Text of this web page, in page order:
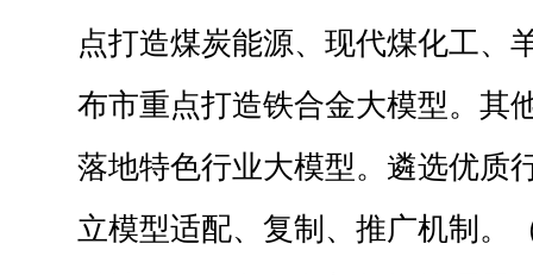
点打造煤炭能源、现代煤化工、
布市重点打造铁合金大模型。其
落地特色行业大模型。遴选优质
立模型适配、复制、推广机制。